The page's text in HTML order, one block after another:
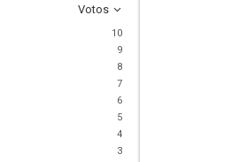
Votos
10
9
8
7
6
5
4
3